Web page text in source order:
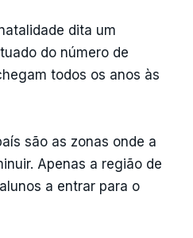
dita um
do número de
todos os anos às
são as zonas onde a
Apenas a região de
a entrar para o